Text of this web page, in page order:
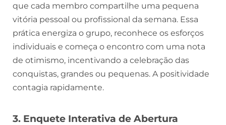
que cada membro compartilhe uma pequena
vitória pessoal ou profissional da semana. Essa
prática energiza o grupo, reconhece os esforços
individuais e começa o encontro com uma nota
de otimismo, incentivando a celebração das
conquistas, grandes ou pequenas. A positividade
contagia rapidamente.
3. Enquete Interativa de Abertura